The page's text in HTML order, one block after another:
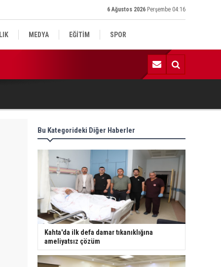
6 Ağustos 2026 Perşembe 04:16
MEDYA EĞİTİM SPOR
Bu Kategorideki Diğer Haberler
Kahta'da ilk defa damar tıkanıklığına
ameliyatsız çözüm